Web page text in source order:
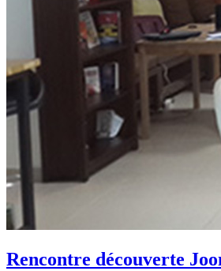
Rencontre découverte